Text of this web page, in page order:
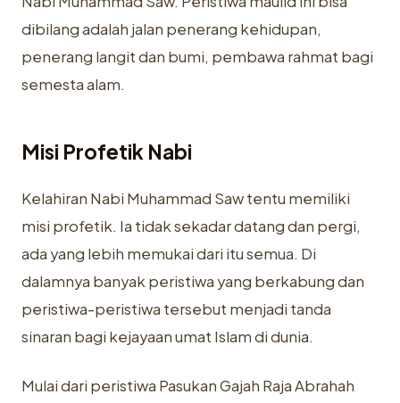
dibilang adalah jalan penerang kehidupan,
penerang langit dan bumi, pembawa rahmat bagi
semesta alam.
Misi Profetik Nabi
Kelahiran Nabi Muhammad Saw tentu memiliki
misi profetik. Ia tidak sekadar datang dan pergi,
ada yang lebih memukai dari itu semua. Di
dalamnya banyak peristiwa yang berkabung dan
peristiwa-peristiwa tersebut menjadi tanda
sinaran bagi kejayaan umat Islam di dunia.
Mulai dari peristiwa Pasukan Gajah Raja Abrahah